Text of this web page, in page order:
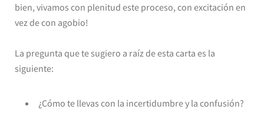
bien, vivamos con plenitud este proceso, con excitación en
vez de con agobio!
La pregunta que te sugiero a raíz de esta carta es la
siguiente:
¿Cómo te llevas con la incertidumbre y la confusión?